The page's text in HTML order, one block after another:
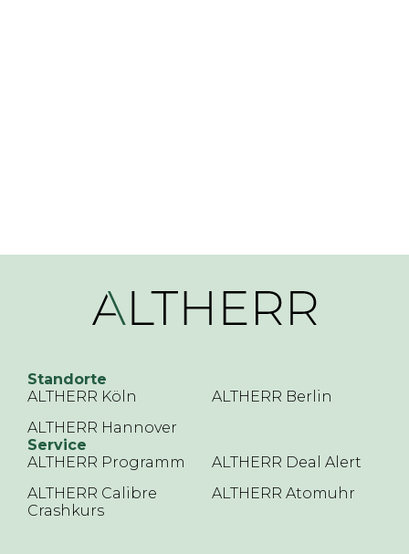
Standorte
ALTHERR Köln
ALTHERR Berlin
ALTHERR Hannover
Service
ALTHERR Programm
ALTHERR Deal Alert
ALTHERR Calibre
Crashkurs
ALTHERR Atomuhr